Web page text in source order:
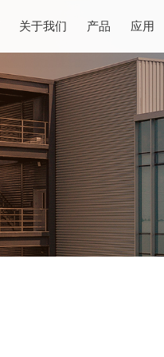
关于我们 产品 应用